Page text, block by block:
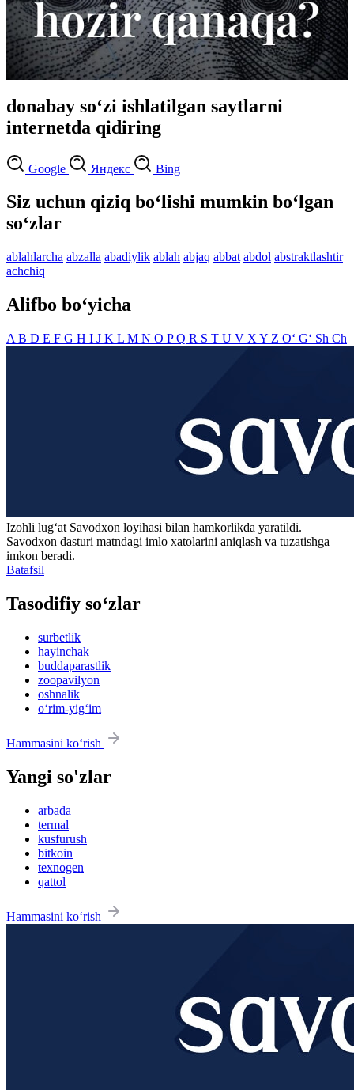
donabay so‘zi ishlatilgan saytlarni
internetda qidiring
Google Яндекс Bing
Siz uchun qiziq bo‘lishi mumkin bo‘lgan
so‘zlar
ablahlarcha abzalla abadiylik ablah abjaq abbat abdol abstraktlashtir
achchiq
Alifbo bo‘yicha
A B D E F G H I J K L M N O PQ R S T U V X Y Z O‘ G‘ Sh Ch
Izohli lugʻat Savodxon loyihasi bilan hamkorlikda yaratildi.
Savodxon dasturi matndagi imlo xatolarini aniqlash va tuzatishga
imkon beradi.
Batafsil
Tasodifiy so‘zlar
surbetlik
hayinchak
buddaparastlik
zoopavilyon
oshnalik
o‘rim-yig‘im
Hammasini ko‘rish
Yangi so'zlar
arbada
termal
kusfurush
bitkoin
texnogen
qattol
Hammasini ko‘rish